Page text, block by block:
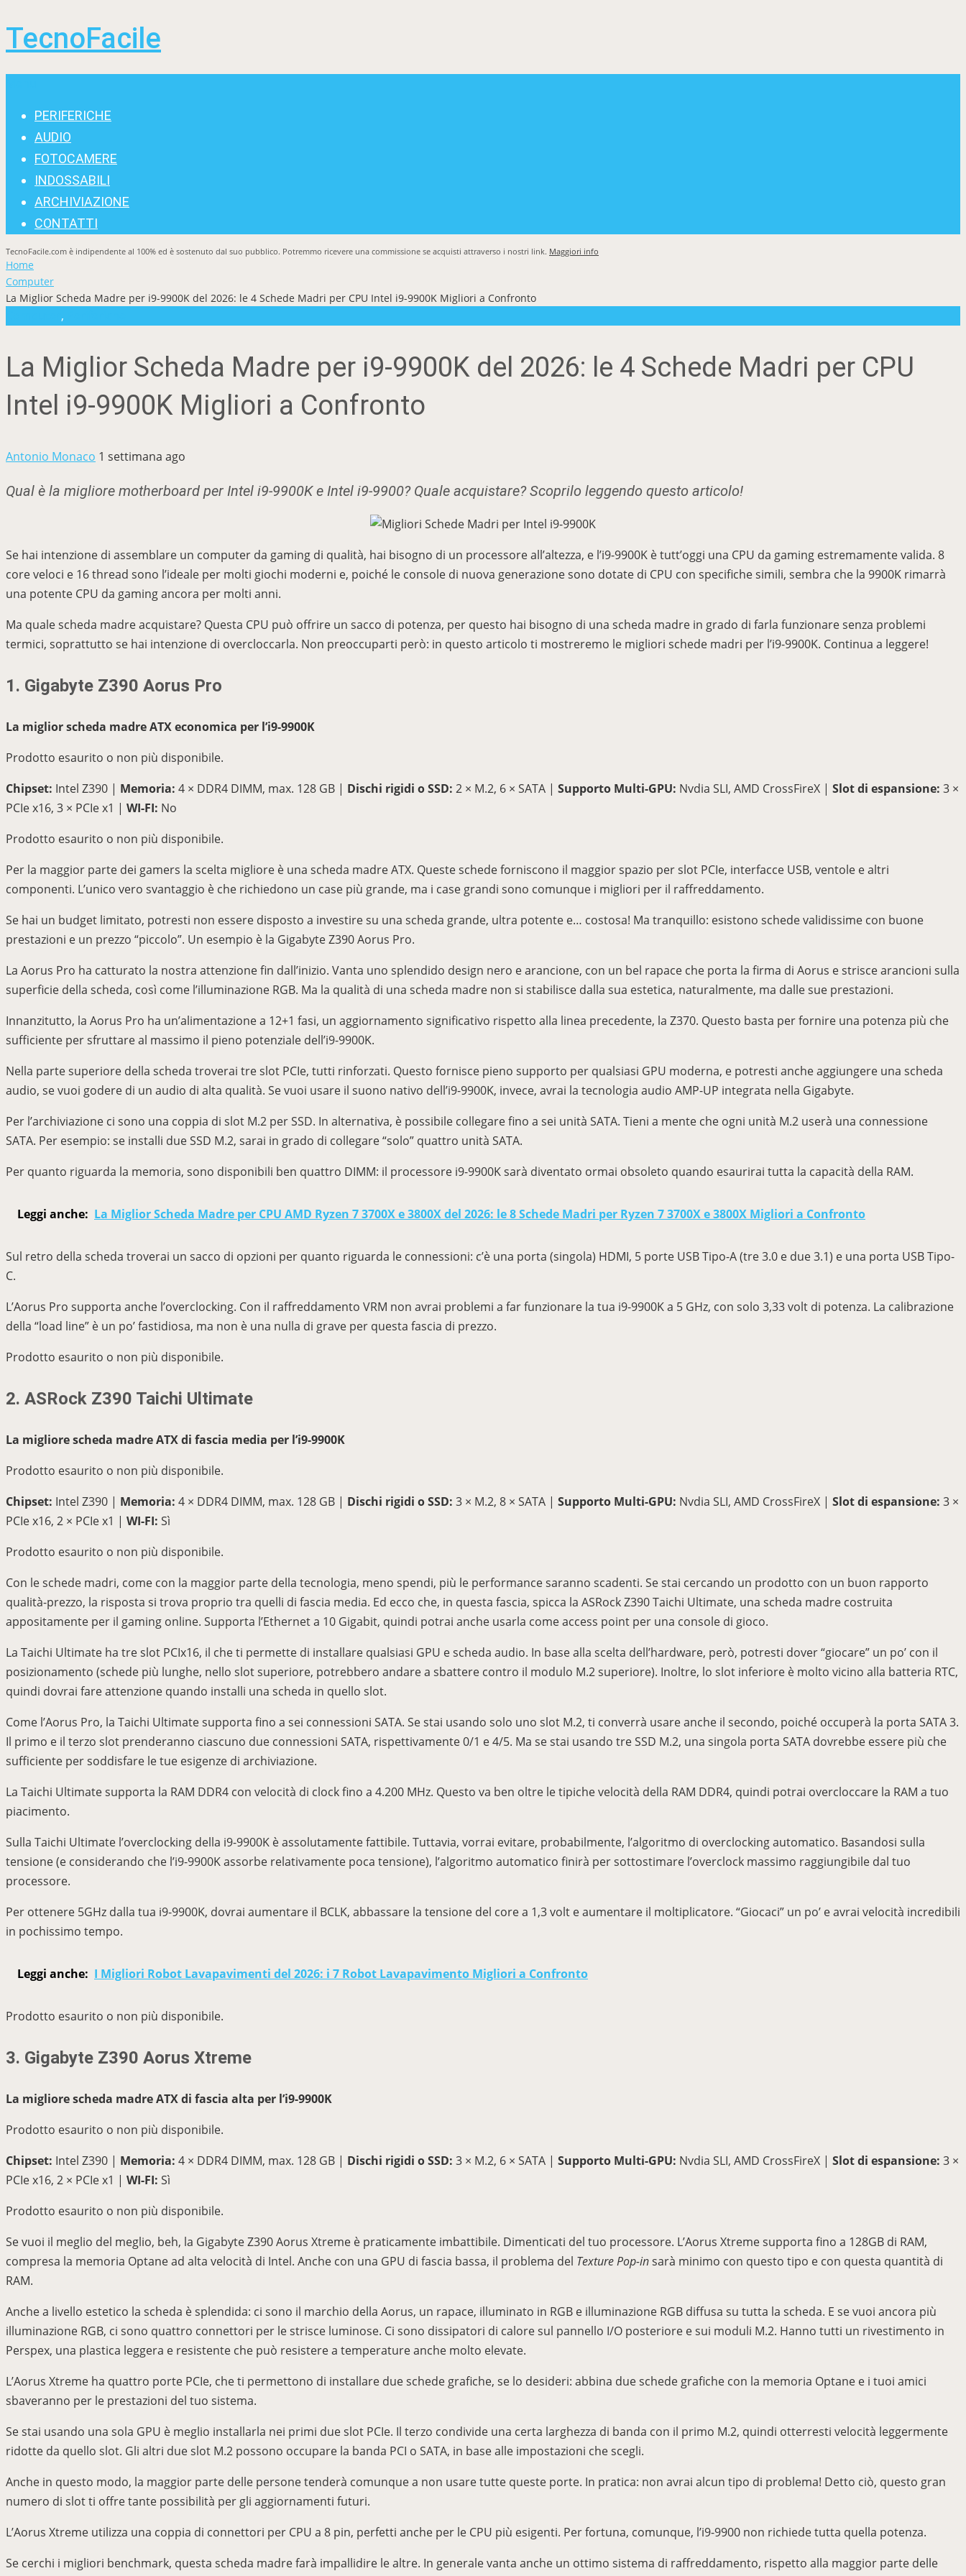
TecnoFacile
PERIFERICHE
AUDIO
FOTOCAMERE
INDOSSABILI
ARCHIVIAZIONE
CONTATTI
TecnoFacile.com è indipendente al 100% ed è sostenuto dal suo pubblico. Potremmo ricevere una commissione se acquisti attraverso i nostri link. Maggiori info
Home
Computer
La Miglior Scheda Madre per i9-9900K del 2026: le 4 Schede Madri per CPU Intel i9-9900K Migliori a Confronto
,
La Miglior Scheda Madre per i9-9900K del 2026: le 4 Schede Madri per CPU
Intel i9-9900K Migliori a Confronto
Antonio Monaco 1 settimana ago
Qual è la migliore motherboard per Intel i9-9900K e Intel i9-9900? Quale acquistare? Scoprilo leggendo questo articolo!
Se hai intenzione di assemblare un computer da gaming di qualità, hai bisogno di un processore all’altezza, e l’i9-9900K è tutt’oggi una CPU da gaming estremamente valida. 8
core veloci e 16 thread sono l’ideale per molti giochi moderni e, poiché le console di nuova generazione sono dotate di CPU con specifiche simili, sembra che la 9900K rimarrà
una potente CPU da gaming ancora per molti anni.
Ma quale scheda madre acquistare? Questa CPU può offrire un sacco di potenza, per questo hai bisogno di una scheda madre in grado di farla funzionare senza problemi
termici, soprattutto se hai intenzione di overcloccarla. Non preoccuparti però: in questo articolo ti mostreremo le migliori schede madri per l’i9-9900K. Continua a leggere!
1. Gigabyte Z390 Aorus Pro
La miglior scheda madre ATX economica per l’i9-9900K
Prodotto esaurito o non più disponibile.
Chipset: Intel Z390 | Memoria: 4 × DDR4 DIMM, max. 128 GB | Dischi rigidi o SSD: 2 × M.2, 6 × SATA | Supporto Multi-GPU: Nvdia SLI, AMD CrossFireX | Slot di espansione: 3 ×
PCIe x16, 3 × PCIe x1 | WI-FI: No
Prodotto esaurito o non più disponibile.
Per la maggior parte dei gamers la scelta migliore è una scheda madre ATX. Queste schede forniscono il maggior spazio per slot PCIe, interfacce USB, ventole e altri
componenti. L’unico vero svantaggio è che richiedono un case più grande, ma i case grandi sono comunque i migliori per il raffreddamento.
Se hai un budget limitato, potresti non essere disposto a investire su una scheda grande, ultra potente e… costosa! Ma tranquillo: esistono schede validissime con buone
prestazioni e un prezzo “piccolo”. Un esempio è la Gigabyte Z390 Aorus Pro.
La Aorus Pro ha catturato la nostra attenzione fin dall’inizio. Vanta uno splendido design nero e arancione, con un bel rapace che porta la firma di Aorus e strisce arancioni sulla
superficie della scheda, così come l’illuminazione RGB. Ma la qualità di una scheda madre non si stabilisce dalla sua estetica, naturalmente, ma dalle sue prestazioni.
Innanzitutto, la Aorus Pro ha un’alimentazione a 12+1 fasi, un aggiornamento significativo rispetto alla linea precedente, la Z370. Questo basta per fornire una potenza più che
sufficiente per sfruttare al massimo il pieno potenziale dell’i9-9900K.
Nella parte superiore della scheda troverai tre slot PCIe, tutti rinforzati. Questo fornisce pieno supporto per qualsiasi GPU moderna, e potresti anche aggiungere una scheda
audio, se vuoi godere di un audio di alta qualità. Se vuoi usare il suono nativo dell’i9-9900K, invece, avrai la tecnologia audio AMP-UP integrata nella Gigabyte.
Per l’archiviazione ci sono una coppia di slot M.2 per SSD. In alternativa, è possibile collegare fino a sei unità SATA. Tieni a mente che ogni unità M.2 userà una connessione
SATA. Per esempio: se installi due SSD M.2, sarai in grado di collegare “solo” quattro unità SATA.
Per quanto riguarda la memoria, sono disponibili ben quattro DIMM: il processore i9-9900K sarà diventato ormai obsoleto quando esaurirai tutta la capacità della RAM.
Leggi anche: La Miglior Scheda Madre per CPU AMD Ryzen 7 3700X e 3800X del 2026: le 8 Schede Madri per Ryzen 7 3700X e 3800X Migliori a Confronto
Sul retro della scheda troverai un sacco di opzioni per quanto riguarda le connessioni: c’è una porta (singola) HDMI, 5 porte USB Tipo-A (tre 3.0 e due 3.1) e una porta USB Tipo-
C.
L’Aorus Pro supporta anche l’overclocking. Con il raffreddamento VRM non avrai problemi a far funzionare la tua i9-9900K a 5 GHz, con solo 3,33 volt di potenza. La calibrazione
della “load line” è un po’ fastidiosa, ma non è una nulla di grave per questa fascia di prezzo.
Prodotto esaurito o non più disponibile.
2. ASRock Z390 Taichi Ultimate
La migliore scheda madre ATX di fascia media per l’i9-9900K
Prodotto esaurito o non più disponibile.
Chipset: Intel Z390 | Memoria: 4 × DDR4 DIMM, max. 128 GB | Dischi rigidi o SSD: 3 × M.2, 8 × SATA | Supporto Multi-GPU: Nvdia SLI, AMD CrossFireX | Slot di espansione: 3 ×
PCIe x16, 2 × PCIe x1 | WI-FI: Sì
Prodotto esaurito o non più disponibile.
Con le schede madri, come con la maggior parte della tecnologia, meno spendi, più le performance saranno scadenti. Se stai cercando un prodotto con un buon rapporto
qualità-prezzo, la risposta si trova proprio tra quelli di fascia media. Ed ecco che, in questa fascia, spicca la ASRock Z390 Taichi Ultimate, una scheda madre costruita
appositamente per il gaming online. Supporta l’Ethernet a 10 Gigabit, quindi potrai anche usarla come access point per una console di gioco.
La Taichi Ultimate ha tre slot PCIx16, il che ti permette di installare qualsiasi GPU e scheda audio. In base alla scelta dell’hardware, però, potresti dover “giocare” un po’ con il
posizionamento (schede più lunghe, nello slot superiore, potrebbero andare a sbattere contro il modulo M.2 superiore). Inoltre, lo slot inferiore è molto vicino alla batteria RTC,
quindi dovrai fare attenzione quando installi una scheda in quello slot.
Come l’Aorus Pro, la Taichi Ultimate supporta fino a sei connessioni SATA. Se stai usando solo uno slot M.2, ti converrà usare anche il secondo, poiché occuperà la porta SATA 3.
Il primo e il terzo slot prenderanno ciascuno due connessioni SATA, rispettivamente 0/1 e 4/5. Ma se stai usando tre SSD M.2, una singola porta SATA dovrebbe essere più che
sufficiente per soddisfare le tue esigenze di archiviazione.
La Taichi Ultimate supporta la RAM DDR4 con velocità di clock fino a 4.200 MHz. Questo va ben oltre le tipiche velocità della RAM DDR4, quindi potrai overcloccare la RAM a tuo
piacimento.
Sulla Taichi Ultimate l’overclocking della i9-9900K è assolutamente fattibile. Tuttavia, vorrai evitare, probabilmente, l’algoritmo di overclocking automatico. Basandosi sulla
tensione (e considerando che l’i9-9900K assorbe relativamente poca tensione), l’algoritmo automatico finirà per sottostimare l’overclock massimo raggiungibile dal tuo
processore.
Per ottenere 5GHz dalla tua i9-9900K, dovrai aumentare il BCLK, abbassare la tensione del core a 1,3 volt e aumentare il moltiplicatore. “Giocaci” un po’ e avrai velocità incredibili
in pochissimo tempo.
Leggi anche: I Migliori Robot Lavapavimenti del 2026: i 7 Robot Lavapavimento Migliori a Confronto
Prodotto esaurito o non più disponibile.
3. Gigabyte Z390 Aorus Xtreme
La migliore scheda madre ATX di fascia alta per l’i9-9900K
Prodotto esaurito o non più disponibile.
Chipset: Intel Z390 | Memoria: 4 × DDR4 DIMM, max. 128 GB | Dischi rigidi o SSD: 3 × M.2, 6 × SATA | Supporto Multi-GPU: Nvdia SLI, AMD CrossFireX | Slot di espansione: 3 ×
PCIe x16, 2 × PCIe x1 | WI-FI: Sì
Prodotto esaurito o non più disponibile.
Se vuoi il meglio del meglio, beh, la Gigabyte Z390 Aorus Xtreme è praticamente imbattibile. Dimenticati del tuo processore. L’Aorus Xtreme supporta fino a 128GB di RAM,
compresa la memoria Optane ad alta velocità di Intel. Anche con una GPU di fascia bassa, il problema del Texture Pop-insarà minimo con questo tipo e con questa quantità di
RAM.
Anche a livello estetico la scheda è splendida: ci sono il marchio della Aorus, un rapace, illuminato in RGB e illuminazione RGB diffusa su tutta la scheda. E se vuoi ancora più
illuminazione RGB, ci sono quattro connettori per le strisce luminose. Ci sono dissipatori di calore sul pannello I/O posteriore e sui moduli M.2. Hanno tutti un rivestimento in
Perspex, una plastica leggera e resistente che può resistere a temperature anche molto elevate.
L’Aorus Xtreme ha quattro porte PCIe, che ti permettono di installare due schede grafiche, se lo desideri: abbina due schede grafiche con la memoria Optane e i tuoi amici
sbaveranno per le prestazioni del tuo sistema.
Se stai usando una sola GPU è meglio installarla nei primi due slot PCIe. Il terzo condivide una certa larghezza di banda con il primo M.2, quindi otterresti velocità leggermente
ridotte da quello slot. Gli altri due slot M.2 possono occupare la banda PCI o SATA, in base alle impostazioni che scegli.
Anche in questo modo, la maggior parte delle persone tenderà comunque a non usare tutte queste porte. In pratica: non avrai alcun tipo di problema! Detto ciò, questo gran
numero di slot ti offre tante possibilità per gli aggiornamenti futuri.
L’Aorus Xtreme utilizza una coppia di connettori per CPU a 8 pin, perfetti anche per le CPU più esigenti. Per fortuna, comunque, l’i9-9900 non richiede tutta quella potenza.
Se cerchi i migliori benchmark, questa scheda madre farà impallidire le altre. In generale vanta anche un ottimo sistema di raffreddamento, rispetto alla maggior parte delle